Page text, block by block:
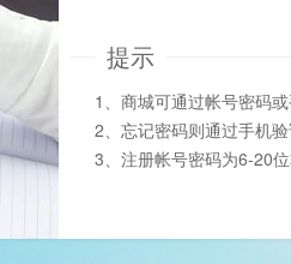
提示
1、商城可通过帐号密码
2、忘记密码则通过手机
3、注册帐号密码为6-20